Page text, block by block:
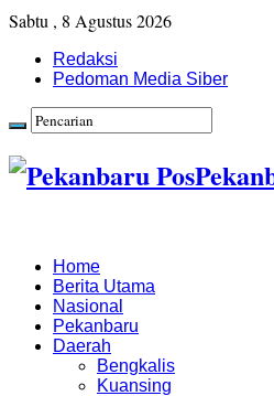
Sabtu , 8 Agustus 2026
Redaksi
Pedoman Media Siber
Home
Berita Utama
Nasional
Pekanbaru
Daerah
Bengkalis
Kuansing